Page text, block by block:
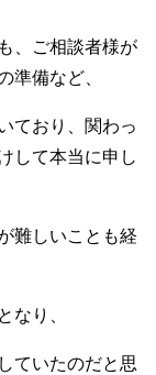
、ご相談者様が
準備など、
ており、関わっ
して本当に申し
難しいことも経
なり、
ていたのだと思